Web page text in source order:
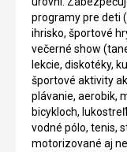
programy pre deti
ihrisko, športové
večerné show
lekcie, diskotéky,
športové aktivity
plávanie, aerobik,
bicykloch,
vodné pólo, tenis,
motorizované aj